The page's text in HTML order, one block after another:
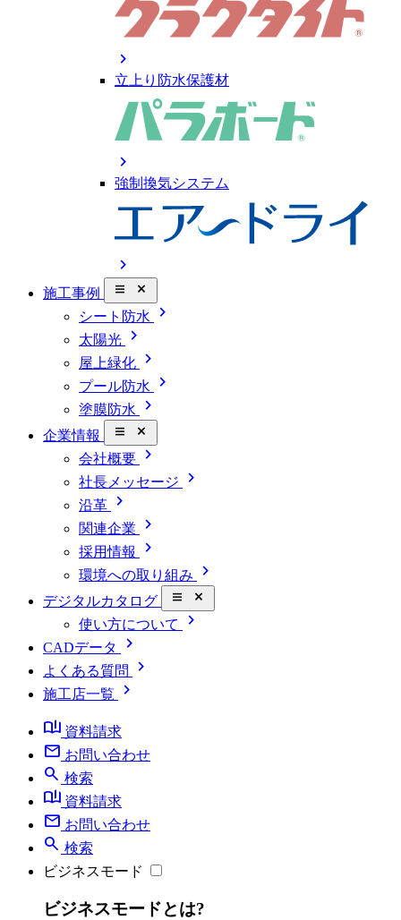
chevron_right
立上り防水保護材
chevron_right
強制換気システム
chevron_right
施工事例 close_small
シート防水 chevron_right
太陽光 chevron_right
屋上緑化 chevron_right
プール防水 chevron_right
塗膜防水 chevron_right
企業情報 close_small
会社概要 chevron_right
社長メッセージ chevron_right
沿革 chevron_right
関連企業 chevron_right
採用情報 chevron_right
環境への取り組み chevron_right
デジタルカタログ close_small
使い方について chevron_right
CADデータ chevron_right
よくある質問 chevron_right
施工店一覧
chevron_right
book_ribbon 資料請求
mail お問い合わせ
search 検索
book_ribbon 資料請求
mail お問い合わせ
search 検索
ビジネスモード
ビジネスモードとは?